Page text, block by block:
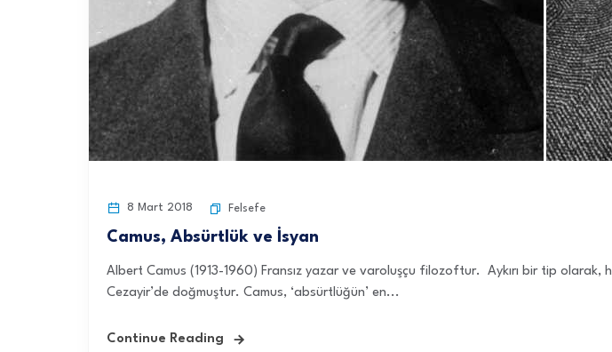
8 Mart 2018 Felsefe
Camus, Absürtlük ve İsyan
Albert Camus (1913-1960) Fransız yazar ve varoluşçu filozoftur. Aykırı bir tip olarak,
Cezayir’de doğmuştur. Camus, ‘absürtlüğün’ en...
Continue Reading